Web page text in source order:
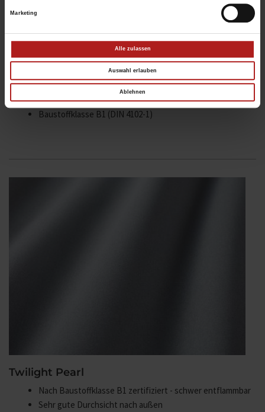
Marketing
Alle zulassen
Auswahl erlauben
Ablehnen
Schmutzabweisend
Besonders reißfest
Luft- und lichtdurchlässig
Guter Blendschutz
Bei dunklen Dessins gute Durchsicht
Baustoffklasse B1 (DIN 4102-1)
Twilight Pearl
Nach Baustoffklasse B1 zertifiziert - schwer entflammbar
Sehr gute Durchsicht nach außen